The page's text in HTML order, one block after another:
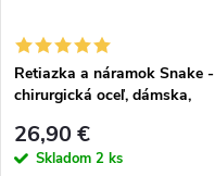
Retiazka a náramok Snake -
chirurgická oceľ, dámska,
26,90 €
Skladom 2 ks